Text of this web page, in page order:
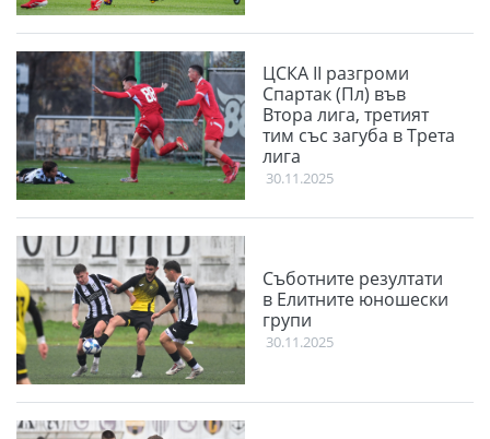
ЦСКА II разгроми
Спартак (Пл) във
Втора лига, третият
тим със загуба в Трета
лига
30.11.2025
Съботните резултати
в Елитните юношески
групи
30.11.2025